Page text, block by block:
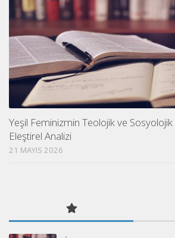
Yeşil Feminizmin Teolojik ve Sosyolojik
Eleştirel Analizi
21 MAYIS 2026